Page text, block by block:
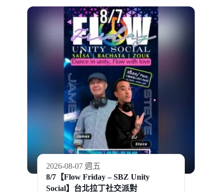
2026-08-07 週五
8/7【Flow Friday – SBZ Unity
Social】台北拉丁社交派對